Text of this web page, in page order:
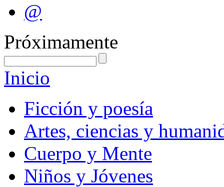
@
Próximamente
Inicio
Ficción y poesía
Artes, ciencias y
Cuerpo y Mente
Niños y Jóvenes